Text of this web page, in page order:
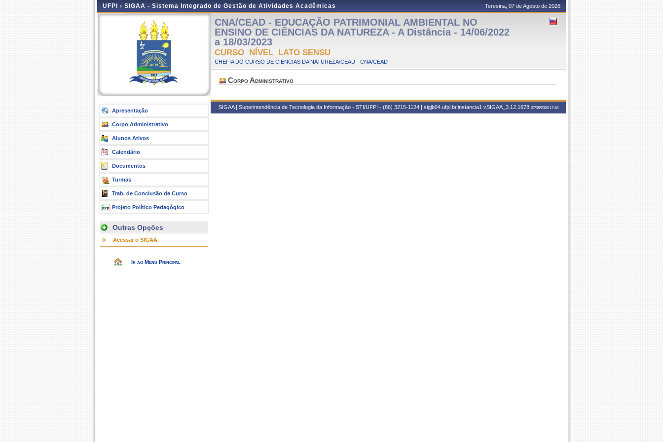
UFPI › SIGAA - Sistema Integrado de Gestão de Atividades Acadêmicas Teresina, 07 de Agosto de 2026
Apresentação
Corpo Administrativo
Alunos Ativos
Calendário
Documentos
Turmas
Trab. de Conclusão de Curso
Projeto Político Pedagógico
Outras Opções
Acessar o SIGAA
Ir ao Menu Principal
CNA/CEAD - EDUCAÇÃO PATRIMONIAL AMBIENTAL NO
ENSINO DE CIÊNCIAS DA NATUREZA - A Distância - 14/06/2022
a 18/03/2023
CURSO NÍVEL LATO SENSU
CHEFIA DO CURSO DE CIENCIAS DA NATUREZA/CEAD - CNA/CEAD
Corpo Administrativo
SIGAA | Superintendência de Tecnologia da Informação - STI/UFPI - (86) 3215-1124 | sigjb04.ufpi.br.instancia1 vSIGAA_3.12.1678 07/08/2026 17:48